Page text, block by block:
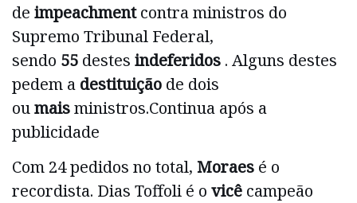
de impeachmentcontra ministros do
Supremo Tribunal Federal,
sendo 55 destes indeferidos . Alguns destes
pedem a destituição de dois
oumaisministros.Continua após a
publicidade
Com 24 pedidos no total, Moraes é o
recordista. Dias Toffoli é o vicê campeão